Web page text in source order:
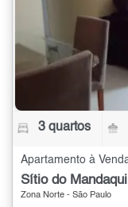
3 quartos
Sítio do Mandaqui
Zona Norte - São Paulo